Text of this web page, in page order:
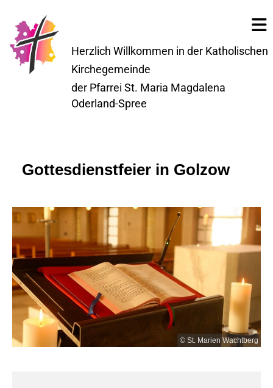
Herzlich Willkommen in der Katholischen
Kirchegemeinde
der Pfarrei St. Maria Magdalena
Oderland-Spree
Gottesdienstfeier in Golzow
© St. Marien Wachtberg